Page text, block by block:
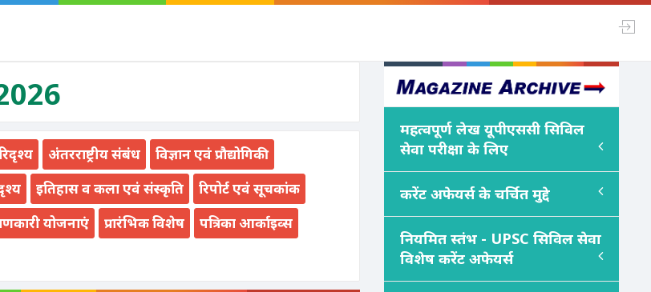
अंतरराष्ट्रीय संबंध
विज्ञान एवं प्रौद्योगिकी
इतिहास व कला एवं संस्कृति
रिपोर्ट एवं सूचकांक
योजनाएं प्रारंभिक विशेष
पत्रिका आर्काइव्स
महत्वपूर्ण लेख यूपीएससी सिविल
सेवा परीक्षा के लिए
करेंट अफेयर्स के चर्चित मुद्दे
नियमित स्तंभ - UPSC सिविल सेवा
विशेष करेंट अफेयर्स